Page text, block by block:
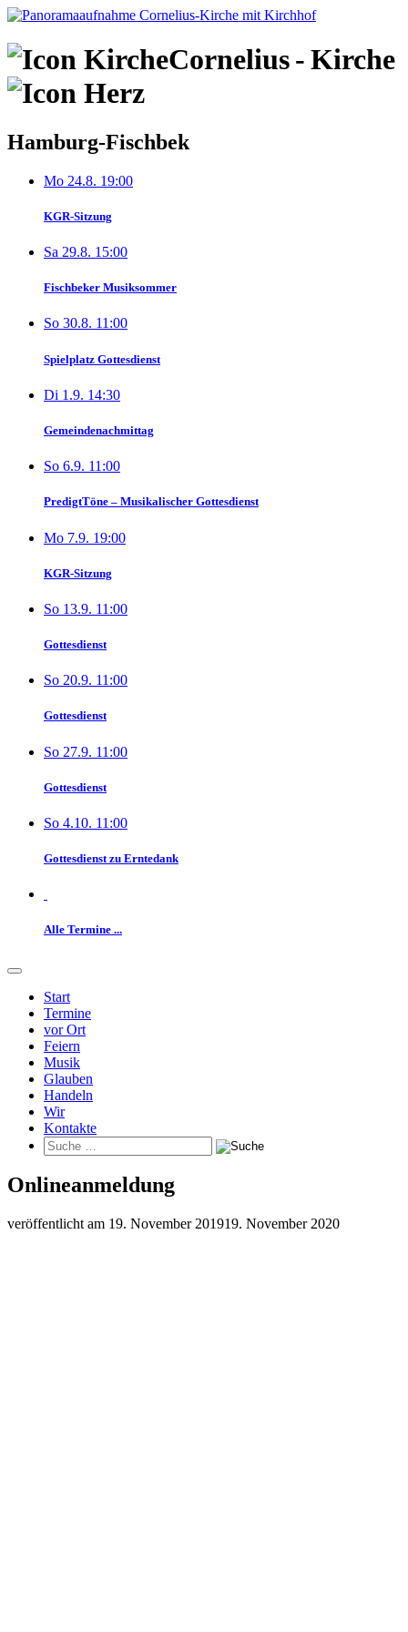
Skip
content
Cornelius-Kirche
Hamburg-Fischbek
Mo 24.8. 19:00
KGR-Sitzung
Sa 29.8. 15:00
Fischbeker Musiksommer
So 30.8. 11:00
Spielplatz Gottesdienst
Di 1.9. 14:30
Gemeindenachmittag
So 6.9. 11:00
PredigtTöne – Musikalischer Gottesdienst
Mo 7.9. 19:00
KGR-Sitzung
So 13.9. 11:00
Gottesdienst
So 20.9. 11:00
Gottesdienst
So 27.9. 11:00
Gottesdienst
So 4.10. 11:00
Gottesdienst zu Erntedank
Alle Termine ...
Start
Termine
vor Ort
Feiern
Musik
Glauben
Handeln
Wir
Kontakte
Onlineanmeldung
veröffentlicht am 19. November 201919. November 2020